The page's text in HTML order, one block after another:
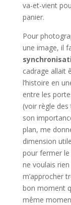
va-et-vient
panier.
Pour
une image, il
cadrage allait
l’histoire en
entre les
(voir règle
son
plan, me
dimension
pour fermer le
ne voulais
m’approcher
bon moment
même